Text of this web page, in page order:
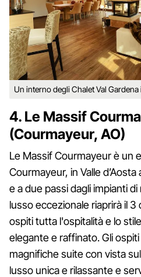
Un interno degli Chalet Val
4. Le Massif
(Courmayeur, AO)
Le Massif Courmayeur è un
Courmayeur, in Valle
e a due passi dagli impianti
lusso eccezionale riaprirà il
ospiti tutta l'ospitalità e lo
elegante e raffinato. Gli
magnifiche suite con vista
lusso unica e rilassante e